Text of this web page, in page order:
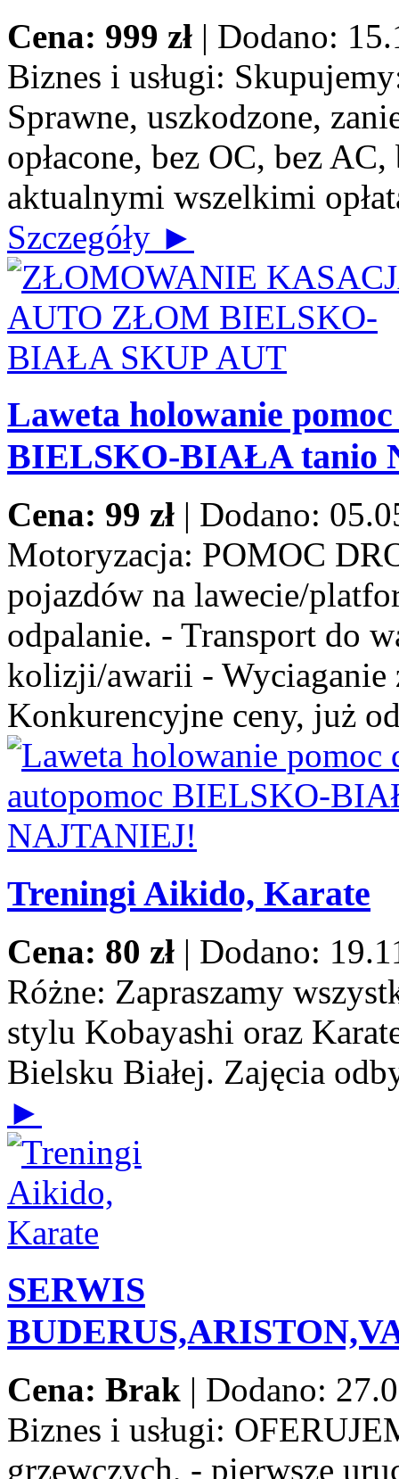
Cena: 999 zł | Dodano:
Biznes i usługi:
Sprawne, uszkodzone,
opłacone, bez OC, bez
aktualnymi wszelkimi
Szczegóły ►
Laweta holowanie
BIELSKO-BIAŁA tanio
Cena: 99 zł | Dodano:
Motoryzacja: POMOC
pojazdów na lawecie/
odpalanie. - Transport do
kolizji/awarii - Wyciaganie
Konkurencyjne ceny, już
Treningi Aikido, Karate
Cena: 80 zł | Dodano:
Różne: Zapraszamy
stylu Kobayashi oraz
Bielsku Białej. Zajęcia
►
SERWIS
Cena: Brak | Dodano:
Biznes i usługi:
grzewczych, - pierwsze